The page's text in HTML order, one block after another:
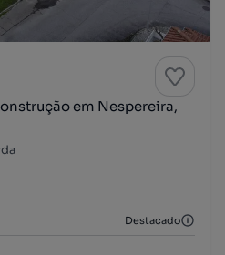
em Nespereira,
Destacado